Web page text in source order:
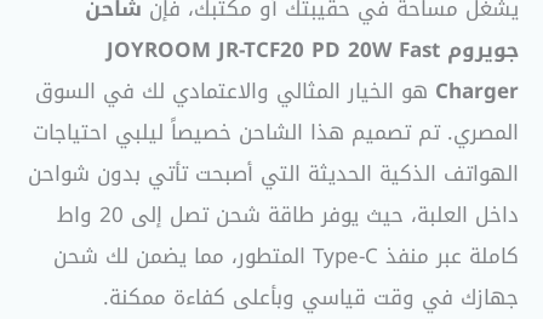
يشغل مساحة في حقيبتك أو مكتبك، فإن شاحن
جويروم JOYROOM JR-TCF20 PD 20W Fast
Charger هو الخيار المثالي والاعتمادي لك في السوق
المصري. تم تصميم هذا الشاحن خصيصاً ليلبي احتياجات
الهواتف الذكية الحديثة التي أصبحت تأتي بدون شواحن
داخل العلبة، حيث يوفر طاقة شحن تصل إلى 20 واط
كاملة عبر منفذ Type-C المتطور، مما يضمن لك شحن
جهازك في وقت قياسي وبأعلى كفاءة ممكنة.